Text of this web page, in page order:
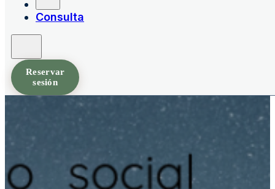
Consulta
Reservar
sesión